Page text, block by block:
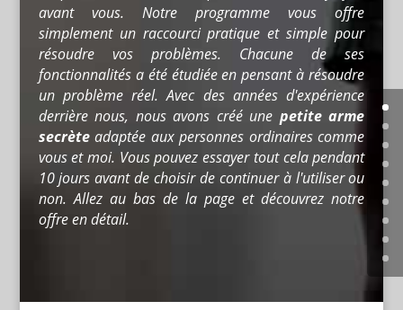
avant vous. Notre programme vous offre
simplement un raccourci pratique et simple pour
résoudre vos problèmes. Chacune de ses
fonctionnalités a été étudiée en pensant à résoudre
un problème réel. Avec des années d'expérience
derrière nous, nous avons créé une petite arme
secrèteadaptée aux personnes ordinaires comme
vous et moi. Vous pouvez essayer tout cela pendant
10 jours avant de choisir de continuer à l'utiliser ou
non. Allez au bas de la page et découvrez notre
offre en détail.